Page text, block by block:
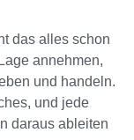
das alles schon
annehmen,
und handeln.
und jede
daraus ableiten